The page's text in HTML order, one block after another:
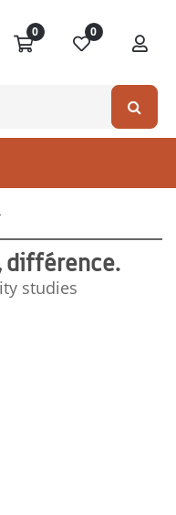
0 0
différence.
studies